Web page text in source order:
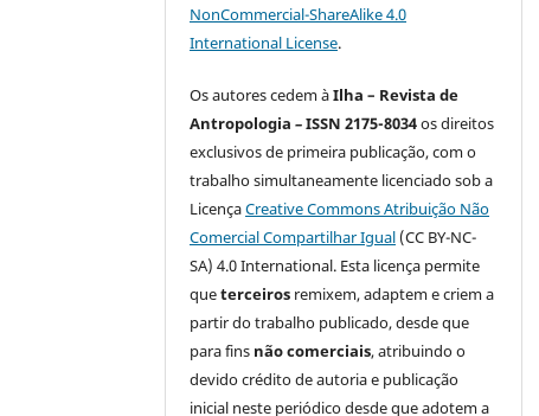
NonCommercial-ShareAlike 4.0
International License.
Os autores cedem àIlha – Revista de
Antropologia –ISSN 2175-8034os direitos
exclusivos de primeira publicação, com o
trabalho simultaneamente licenciado sob a
LicençaCreative Commons Atribuição Não
Comercial Compartilhar Igual (CC BY-NC-
SA) 4.0 International. Esta licença permite
queterceiros remixem, adaptem e criem a
partir do trabalho publicado, desde que
para fins não comerciais, atribuindo o
devido crédito de autoria e publicação
inicial neste periódico desde que adotem a